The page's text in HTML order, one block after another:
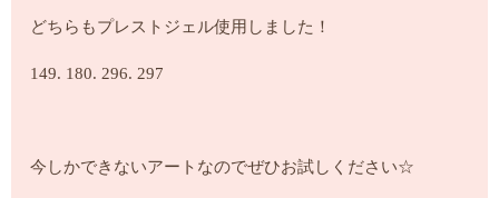
どちらもプレストジェル使用しました！
149. 180. 296. 297
今しかできないアートなのでぜひお試しください☆